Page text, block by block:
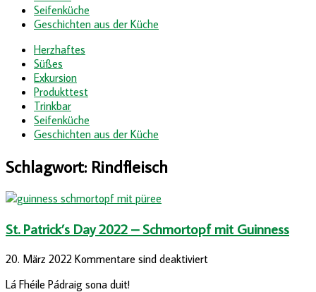
Seifenküche
Geschichten aus der Küche
Herzhaftes
Süßes
Exkursion
Produkttest
Trinkbar
Seifenküche
Geschichten aus der Küche
Schlagwort: Rindfleisch
St. Patrick’s Day 2022 – Schmortopf mit Guinness
20. März 2022 Kommentare sind deaktiviert
Lá Fhéile Pádraig sona duit!